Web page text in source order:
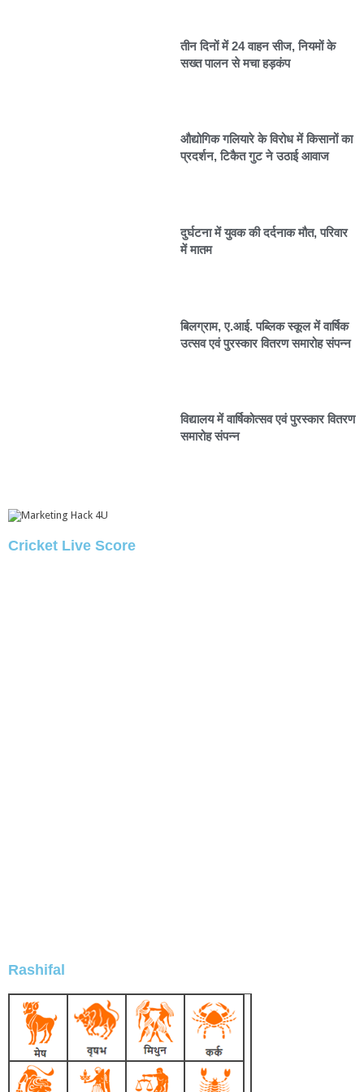
तीन दिनों में 24 वाहन सीज, नियमों के
सख्त पालन से मचा हड़कंप
औद्योगिक गलियारे के विरोध में किसानों का
प्रदर्शन, टिकैत गुट ने उठाई आवाज
दुर्घटना में युवक की दर्दनाक मौत, परिवार
में मातम
बिलग्राम, ए.आई. पब्लिक स्कूल में वार्षिक
उत्सव एवं पुरस्कार वितरण समारोह संपन्न
विद्यालय में वार्षिकोत्सव एवं पुरस्कार वितरण
समारोह संपन्न
Cricket Live Score
Rashifal